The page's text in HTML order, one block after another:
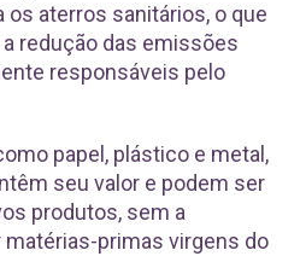
os aterros sanitários, o que
redução das emissões
responsáveis pelo
papel, plástico e metal,
seu valor e podem ser
produtos, sem a
primas virgens do